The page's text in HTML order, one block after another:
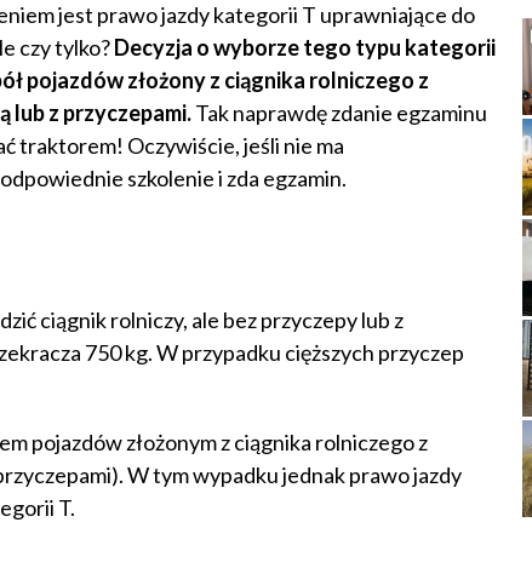
jest prawo jazdy kategorii T uprawniające do
czy tylko?Decyzja o wyborze tego typu kategorii
pojazdów złożony z ciągnika rolniczego z
lub z przyczepami.Tak naprawdę zdanie egzaminu
traktorem! Oczywiście, jeśli nie ma
szkolenie i zda egzamin.
ciągnik rolniczy, ale bez przyczepy lub z
750 kg. W przypadku cięższych przyczep
pojazdów złożonym z ciągnika rolniczego z
W tym wypadku jednak prawo jazdy
T.